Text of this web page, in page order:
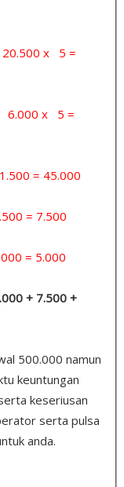
20.500 x 5 =
6.000 x 5 =
= 45.000
= 7.500
= 5.000
+ 7.500 +
500.000 namun
keuntungan
keseriusan
serta pulsa
anda.